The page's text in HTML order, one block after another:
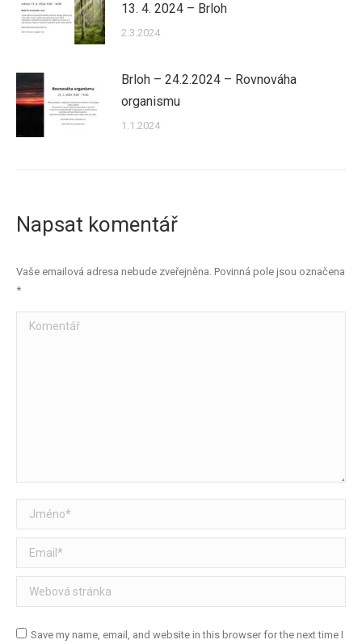
13. 4. 2024 – Brloh
2.3.2024
Brloh – 24.2.2024 – Rovnováha
organismu
1.1.2024
Napsat komentář
Vaše emailová adresa nebude zveřejněna. Povinná pole jsou označena
*
Komentář
Jméno *
Email *
Webová stránka
Save my name, email, and website in this browser for the next time I